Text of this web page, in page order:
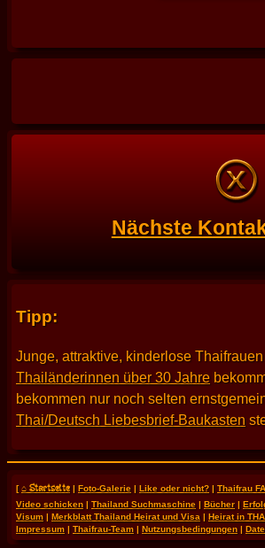
Nächste
Tipp:
Junge, attraktive, kinderlose
Thailänderinnen über 30 Jahre
bekommen nur noch selten
Thai/Deutsch Liebesbrief-Baukasten
[⌂ Startseite| Foto-Galerie | Like oder nicht? | Thaifrau
Video schicken| Thailand Suchmaschine | Bücher |
Visum | Merkblatt Thailand Heirat und Visa | Heirat in
Impressum | Thaifrau-Team | Nutzungsbedingungen|